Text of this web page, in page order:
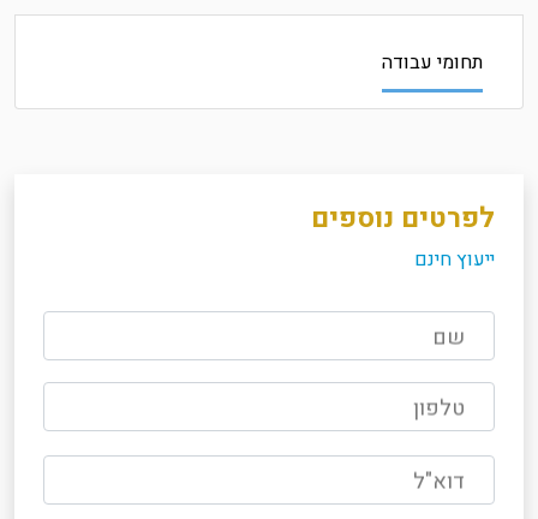
תחומי עבודה
לפרטים נוספים
ייעוץ חינם
שם
טלפון
דוא"ל